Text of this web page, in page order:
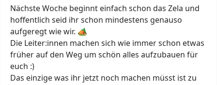
Nächste Woche beginnt einfach schon das Zela und
hoffentlich seid ihr schon mindestens genauso
aufgeregt wie wir. 🏕️
Die Leiter:innen machen sich wie immer schon etwas
früher auf den Weg um schön alles aufzubauen für
euch :)
Das einzige was ihr jetzt noch machen müsst ist zu